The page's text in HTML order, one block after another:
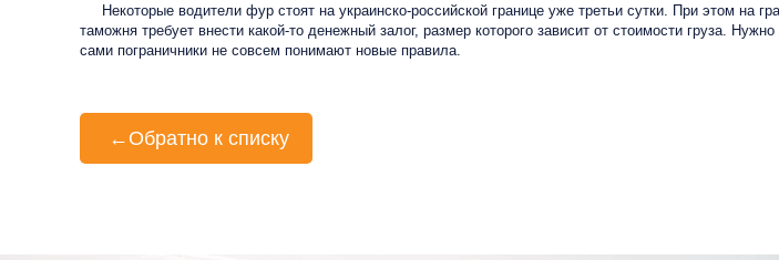
Некоторые водители фур стоят на украинско-российской границе уже третьи сутки. При этом на
таможня требует внести какой-то денежный залог, размер которого зависит от стоимости груза.
сами пограничники не совсем понимают новые правила.
← Обратно к списку